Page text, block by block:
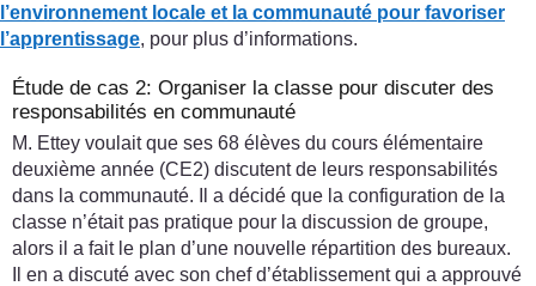
l’environnement locale et la communauté pour favoriser
l’apprentissage, pour plus d’informations.
Étude de cas 2: Organiser la classe pour discuter des
responsabilités en communauté
M. Ettey voulait que ses 68 élèves du cours élémentaire
deuxième année (CE2) discutent de leurs responsabilités
dans la communauté. Il a décidé que la configuration de la
classe n’était pas pratique pour la discussion de groupe,
alors il a fait le plan d’une nouvelle répartition des bureaux.
Il en a discuté avec son chef d’établissement qui a approuvé